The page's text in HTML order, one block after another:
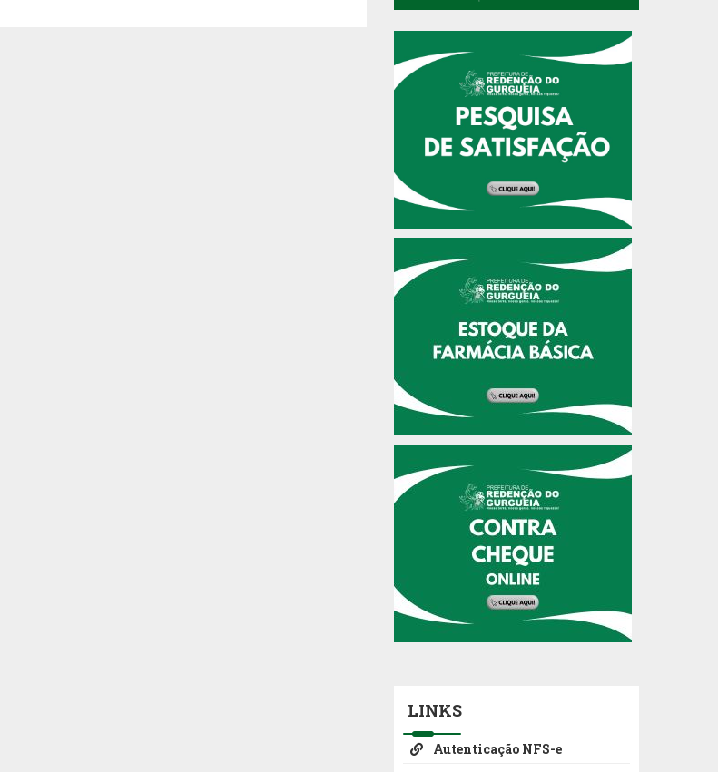
LINKS
Autenticação NFS-e